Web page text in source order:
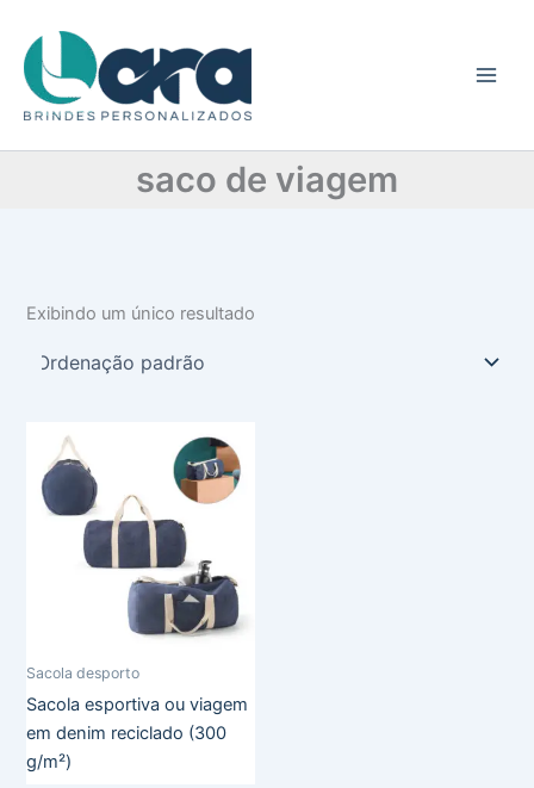
para
conteúdo
saco de viagem
t
e
r
Exibindo um único resultado
Sacola desporto
Sacola esportiva ou viagem
em denim reciclado (300
g/m²)